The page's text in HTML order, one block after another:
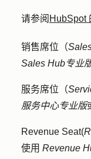
请参阅 HubSpot
销售席位 （
Sales Hub专业
服务席位 （
服务中心专业版
Revenue Seat(
使用 Revenue